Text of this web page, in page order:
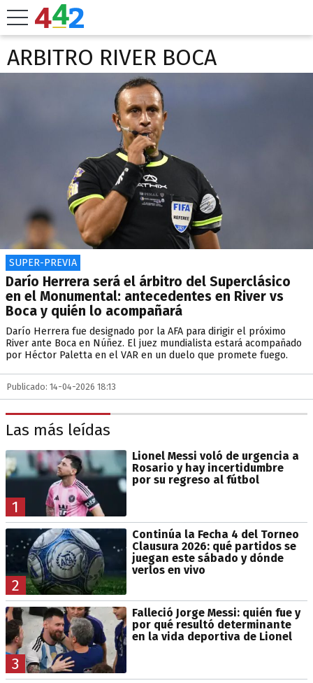
ARBITRO RIVER BOCA
SUPER-PREVIA
Darío Herrera será el árbitro del Superclásico
en el Monumental: antecedentes en River vs
Boca y quién lo acompañará
Darío Herrera fue designado por la AFA para dirigir el próximo
River ante Boca en Núñez. El juez mundialista estará acompañado
por Héctor Paletta en el VAR en un duelo que promete fuego.
Publicado: 14-04-2026 18:13
Las más leídas
1
Lionel Messi voló de urgencia a
Rosario y hay incertidumbre
por su regreso al fútbol
2
Continúa la Fecha 4 del Torneo
Clausura 2026: qué partidos se
juegan este sábado y dónde
verlos en vivo
3
Falleció Jorge Messi: quién fue y
por qué resultó determinante
en la vida deportiva de Lionel